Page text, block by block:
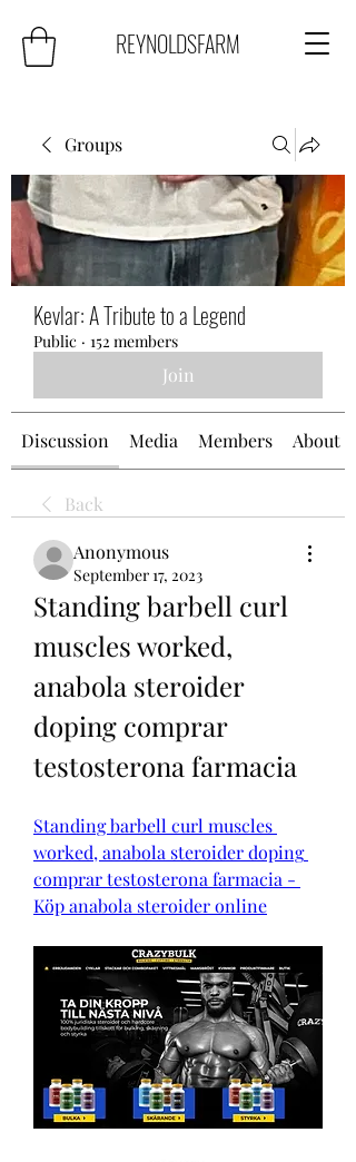
REYNOLDSFARM
Groups
Kevlar: A Tribute to a Legend
Public · 152 members
Join
Discussion Media Members About
Back
Anonymous
September 17, 2023
Standing barbell curl
muscles worked,
anabola steroider
doping comprar
testosterona farmacia
Standing barbell curl muscles
worked, anabola steroider doping
comprar testosterona farmacia -
Köp anabola steroider online